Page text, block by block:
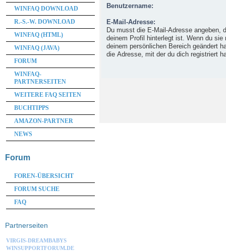
Benutzername:
E-Mail-Adresse:
Du musst die E-Mail-Adresse angeben,
deinem Profil hinterlegt ist. Wenn du sie
deinem persönlichen Bereich geändert
die Adresse, mit der du dich registriert
WINFAQ DOWNLOAD
R.-S.-W. DOWNLOAD
WINFAQ (HTML)
WINFAQ (JAVA)
FORUM
WINFAQ-
PARTNERSEITEN
WEITERE FAQ SEITEN
BUCHTIPPS
AMAZON-PARTNER
NEWS
Forum
FOREN-ÜBERSICHT
FORUM SUCHE
FAQ
Partnerseiten
VIRGIS-DREAMBABYS
WINSUPPORTFORUM.DE